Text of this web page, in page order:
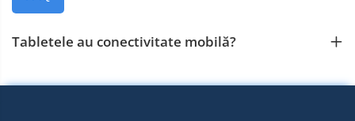
Tabletele au conectivitate mobilă?